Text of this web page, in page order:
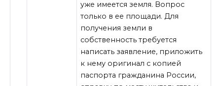
уже имеется земля. Вопрос
только в ее площади. Для
получения земли в
собственность требуется
написать заявление, приложить
к нему оригинал с копией
паспорта гражданина России,